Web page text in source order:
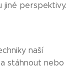
perspektivy.
naší
stáhnout nebo